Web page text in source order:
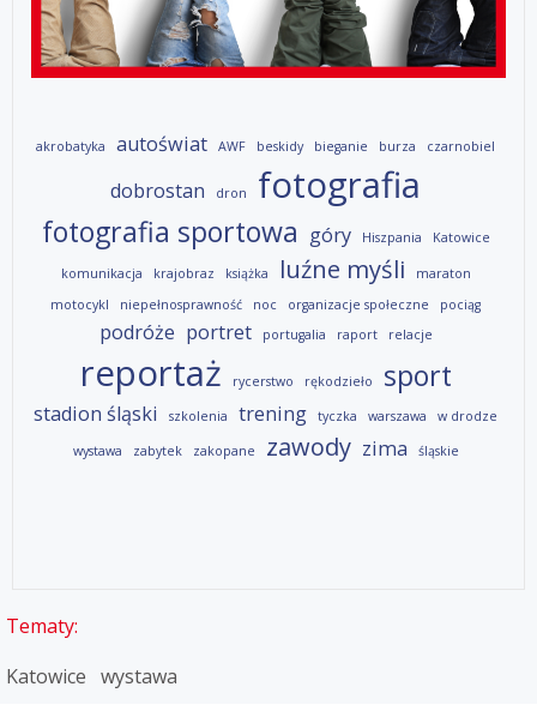
akrobatyka autoświat AWF beskidy bieganie burza czarnobiel
dobrostan dron fotografia
fotografia sportowa góry Hiszpania Katowice
komunikacja krajobraz książka luźne myśli
maraton
motocykl
niepełnosprawność noc organizacje społeczne pociąg
podróże portret portugalia raport relacje
reportaż rycerstwo rękodzieło sport
stadion śląski szkolenia trening tyczka warszawa w drodze
wystawa zabytek zakopane zawody zima śląskie
Tematy:
Katowice wystawa